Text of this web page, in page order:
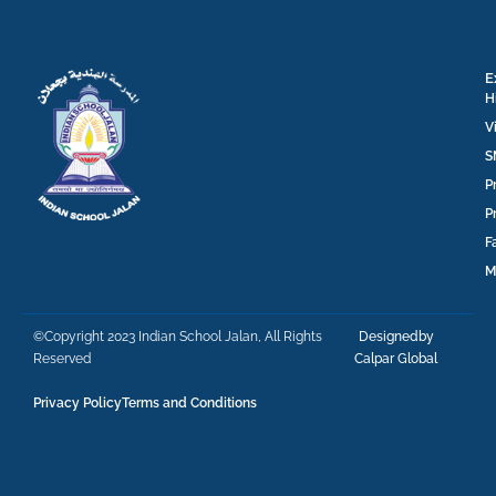
©Copyright 2023 Indian School Jalan, All Rights
Reserved
Designedby
Calpar Global
Privacy PolicyTerms and Conditions